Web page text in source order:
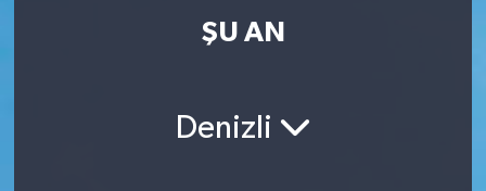
ŞU AN
Denizli